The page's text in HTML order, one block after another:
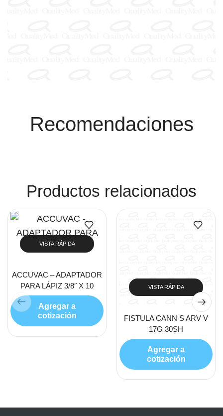
Recomendaciones
Productos relacionados
VISTA RÁPIDA
ACCUVAC – ADAPTADOR
PARA LÁPIZ 3/8″ X 10
Agregar a
cotización
VISTA RÁPIDA
FISTULA CANN S ARV V
17G 30SH
Agregar a
cotización